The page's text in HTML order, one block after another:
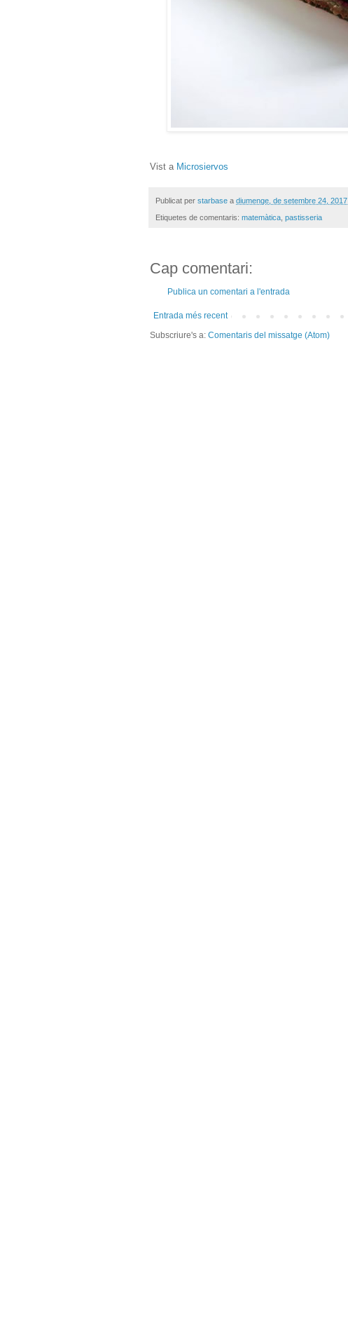
Vist a Microsiervos
Publicat per starbase a diumenge, de setembre 24, 2017
Etiquetes de comentaris: matemàtica pastisseria
Cap comentari:
Publica un comentari a l'entrada
Entrada més recent
Subscriure's a: Comentaris del missatge (Atom)